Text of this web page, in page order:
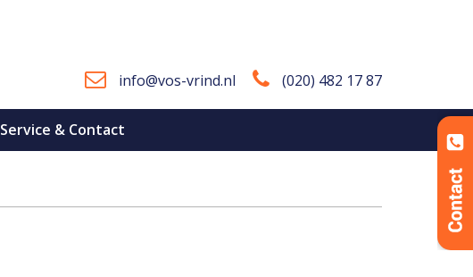
info@vos-vrind.nl (020) 482 17 87
Service & Contact